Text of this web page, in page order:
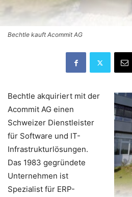
Bechtle kauft Acommit AG
Bechtle akquiriert mit der
Acommit AG einen
Schweizer Dienstleister
für Software und IT-
Infrastrukturlösungen.
Das 1983 gegründete
Unternehmen ist
Spezialist für ERP-